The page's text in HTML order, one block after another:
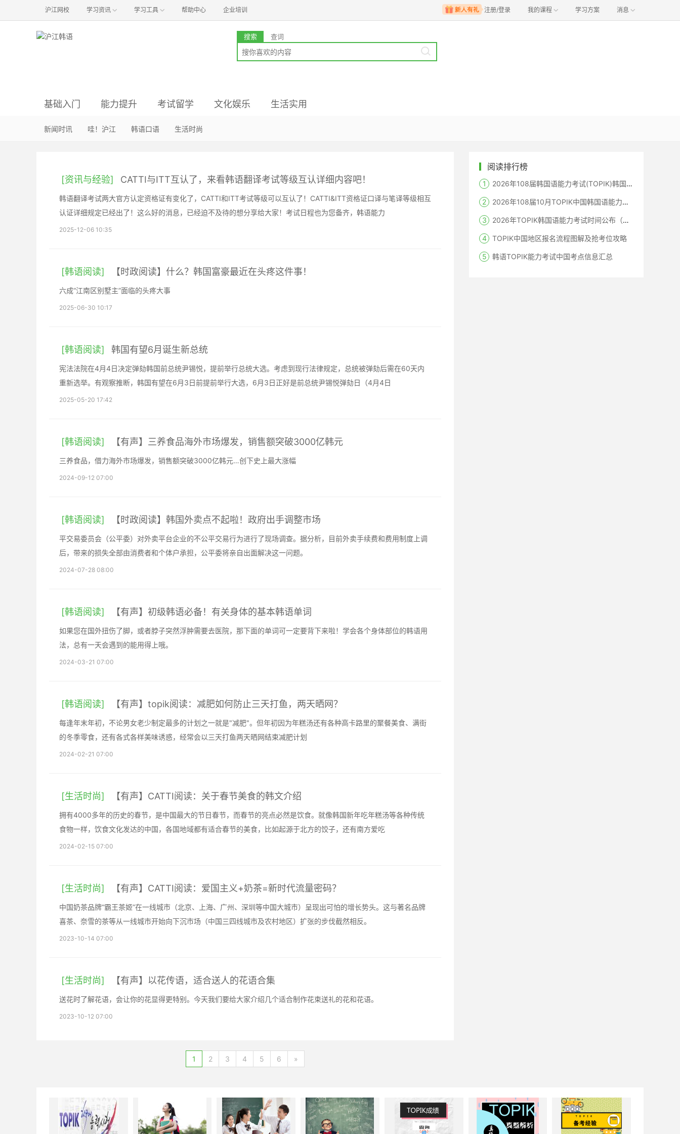
沪江网校 学习资讯 学习工具 帮助中心 企业培训 注册/登录 我的课程 学习方案 消息
搜索 查词
基础入门 能力提升 考试留学 文化娱乐 生活实用
韩语语音 韩语入门 方法经验 词汇句型
语法辨析 韩语阅读 韩语听力 职场韩语
资讯与经验 真题解析 初级备考 中级备考
韩国影视 韩国音乐 明星娱乐 韩国旅游
新闻时讯 哇！沪江 韩语口语 生活时尚
[资讯与经验] CATTI与ITT互认了，来看韩语翻译考试等级互认详细内容吧！
韩语翻译考试两大官方认定资格证有变化了，CATTI和ITT考试等级可以互认了！CATTI&ITT资格证口译与笔译等级相互
认证详细规定已经出了！这么好的消息，已经迫不及待的想分享给大家！考试日程也为您备齐，韩语能力
2025-12-06 10:35
[韩语阅读] 【时政阅读】什么？韩国富豪最近在头疼这件事！
六成“江南区别墅主”面临的头疼大事
2025-06-30 10:17
[韩语阅读] 韩国有望6月诞生新总统
宪法法院在4月4日决定弹劾韩国前总统尹锡悦，提前举行总统大选。考虑到现行法律规定，总统被弹劾后需在60天内
重新选举。有观察推断，韩国有望在6月3日前提前举行大选，6月3日正好是前总统尹锡悦弹劾日（4月4日
2025-05-20 17:42
[韩语阅读] 【有声】三养食品海外市场爆发，销售额突破3000亿韩元
三养食品，借力海外市场爆发，销售额突破3000亿韩元…创下史上最大涨幅
2024-09-12 07:00
[韩语阅读] 【时政阅读】韩国外卖点不起啦！政府出手调整市场
平交易委员会（公平委）对外卖平台企业的不公平交易行为进行了现场调查。据分析，目前外卖手续费和费用制度上调
后，带来的损失全部由消费者和个体户承担，公平委将亲自出面解决这一问题。
2024-07-28 08:00
[韩语阅读] 【有声】初级韩语必备！有关身体的基本韩语单词
如果您在国外扭伤了脚，或者脖子突然浮肿需要去医院，那下面的单词可一定要背下来啦！学会各个身体部位的韩语用
法，总有一天会遇到的能用得上哦。
2024-03-21 07:00
[韩语阅读] 【有声】topik阅读：减肥如何防止三天打鱼，两天晒网？
每逢年末年初，不论男女老少制定最多的计划之一就是"减肥"。但年初因为年糕汤还有各种高卡路里的聚餐美食、满街
的冬季零食，还有各式各样美味诱惑，经常会以三天打鱼两天晒网结束减肥计划
2024-02-21 07:00
[生活时尚] 【有声】CATTI阅读：关于春节美食的韩文介绍
拥有4000多年的历史的春节，是中国最大的节日春节，而春节的亮点必然是饮食。就像韩国新年吃年糕汤等各种传统
食物一样，饮食文化发达的中国，各国地域都有适合春节的美食，比如起源于北方的饺子，还有南方爱吃
2024-02-15 07:00
[生活时尚] 【有声】CATTI阅读：爱国主义+奶茶=新时代流量密码？
中国奶茶品牌“霸王茶姬”在一线城市（北京、上海、广州、深圳等中国大城市）呈现出可怕的增长势头。这与著名品牌
喜茶、奈雪的茶等从一线城市开始向下沉市场（中国三四线城市及农村地区）扩张的步伐截然相反。
2023-10-14 07:00
[生活时尚] 【有声】以花传语，适合送人的花语合集
送花时了解花语，会让你的花显得更特别。今天我们要给大家介绍几个适合制作花束送礼的花和花语。
2023-10-12 07:00
1 2 3 4 5 6 »
阅读排行榜
2026年108届韩国语能力考试(TOPIK)韩国报名时间
2026年108届10月TOPIK中国韩国语能力考试报名时间考点
2026年TOPIK韩国语能力考试时间公布（笔试+机考+口语）
TOPIK中国地区报名流程图解及抢考位攻略
韩语TOPIK能力考试中国考点信息汇总